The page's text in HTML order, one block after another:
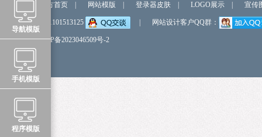
官方首页 网站模版 登录器皮肤 LOGO展示 宣传
弹我QQ QQ:1101513125 网站设计客户QQ群：
备 案 号 鲁ICP备2023046509号-2
导航模版
手机模版
程序模版